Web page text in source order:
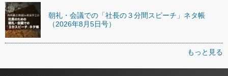
朝礼・会議での「社長の３分間スピーチ」ネタ帳
（2026年8月5日号）
もっと見る